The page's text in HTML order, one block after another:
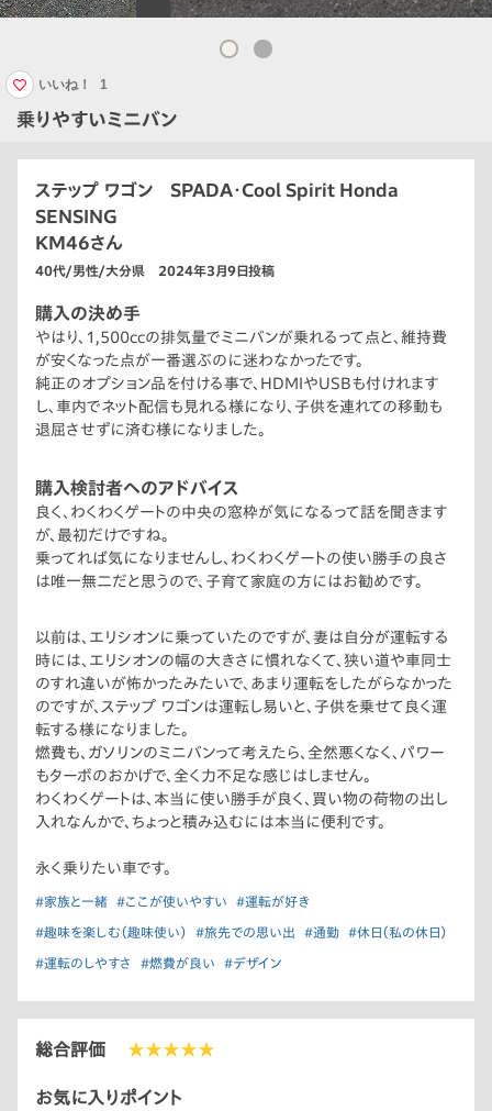
乗りやすいミニバン
いいね！ 1
ステップ ワゴン SPADA・Cool Spirit Honda
SENSING
KM46さん
40代/男性/大分県 2024年3月9日投稿
購入の決め手
やはり、1,500ccの排気量でミニバンが乗れるって点と、維持費
が安くなった点が一番選ぶのに迷わなかったです。
純正のオプション品を付ける事で、HDMIやUSBも付けれます
し、車内でネット配信も見れる様になり、子供を連れての移動も
退屈させずに済む様になりました。
購入検討者へのアドバイス
良く、わくわくゲートの中央の窓枠が気になるって話を聞きます
が、最初だけですね。
乗ってれば気になりませんし、わくわくゲートの使い勝手の良さ
は唯一無二だと思うので、子育て家庭の方にはお勧めです。
以前は、エリシオンに乗っていたのですが、妻は自分が運転する
時には、エリシオンの幅の大きさに慣れなくて、狭い道や車同士
のすれ違いが怖かったみたいで、あまり運転をしたがらなかった
のですが、ステップ ワゴンは運転し易いと、子供を乗せて良く運
転する様になりました。
燃費も、ガソリンのミニバンって考えたら、全然悪くなく、パワー
もターボのおかげで、全く力不足な感じはしません。
わくわくゲートは、本当に使い勝手が良く、買い物の荷物の出し
入れなんかで、ちょっと積み込むには本当に便利です。
永く乗りたい車です。
#家族と一緒 #ここが使いやすい #運転が好き
#趣味を楽しむ（趣味使い） #旅先での思い出 #通勤 #休日（私の休日）
#運転のしやすさ #燃費が良い #デザイン
総合評価 ★★★★★
お気に入りポイント